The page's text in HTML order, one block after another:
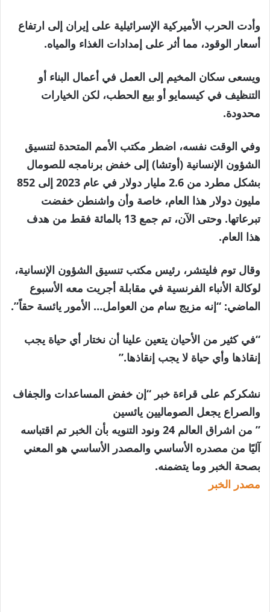
وأدت الحرب الأميركية الإسرائيلية على إيران إلى ارتفاع
أسعار الوقود، مما أثر على إمدادات الغذاء والمياه.
ويسعى سكان المخيم إلى العمل في أعمال البناء أو
التنظيف في كيسمايو أو بيع الحطب، لكن الخيارات
محدودة.
وفي الوقت نفسه، اضطر مكتب الأمم المتحدة لتنسيق
الشؤون الإنسانية (أوتشا) إلى خفض برنامجه للصومال
بشكل مطرد من 2.6 مليار دولار في عام 2023 إلى 852
مليون دولار هذا العام، خاصة وأن واشنطن خفضت
تبرعاتها. وحتى الآن، تم جمع 13 بالمائة فقط من هدف
هذا العام.
وقال توم فليتشر، رئيس مكتب تنسيق الشؤون الإنسانية،
لوكالة الأنباء الفرنسية في مقابلة أجريت معه الأسبوع
الماضي: “إنه مزيج سام من العوامل… الأمور يائسة حقاً”.
“في كثير من الأحيان يتعين علينا أن نختار أي حياة يجب
إنقاذها وأي حياة لا يجب إنقاذها.”
نشكركم على قراءة خبر “إن خفض المساعدات والجفاف
والصراع يجعل الصوماليين يائسين
” من اشراق العالم 24 ونود التنويه بأن الخبر تم اقتباسه
آليًا من مصدره الأساسي والمصدر الأساسي هو المعني
بصحة الخبر وما يتضمنه.
مصدر الخبر